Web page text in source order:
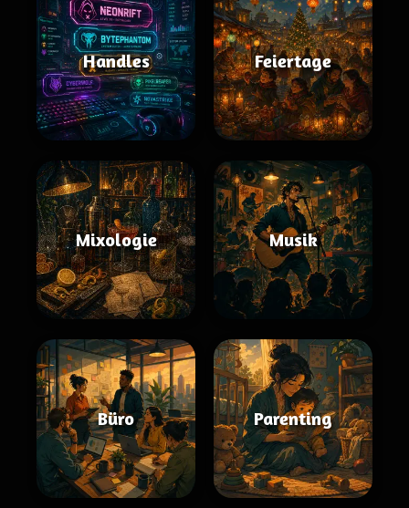
Handles Feiertage
Mixologie Musik
Büro Parenting